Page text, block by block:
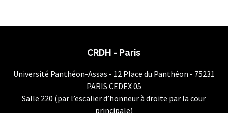
CRDH - Paris
Université Panthéon-Assas - 12 Place du Panthéon - 75231
PARIS CEDEX 05
Salle 220 (par l’escalier d’honneur à droite par la cour
principale)